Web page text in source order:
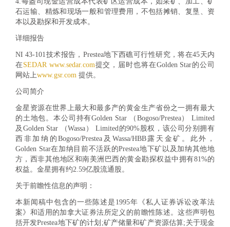
石运输、精炼和现场一般和管理费用，不包括摊销、复垦、资
本以及勘探和开发成本。
详细报告
NI 43-101技术报告，Prestea地下西礁可行性研究，将在45天内
在SEDAR www.sedar.com提交，届时也将在Golden Star的公司
网站上www.gsr.com 提供。
公司简介
金星资源在世界上最大和最多产的黄金生产省份之一拥有最大
的土地包。本公司持有Golden Star （Bogoso/Prestea） Limited
及Golden Star （Wassa） Limited的90%股权，该公司分别拥有
西非加纳的Bogoso/Prestea及Wassa/HBB露天金矿。此外，
Golden Star在加纳目前不活跃的Prestea地下矿以及加纳其他地
方，西非其他地区和南美洲巴西的黄金勘探权益中拥有81%的
权益。金星拥有约2.59亿股流通股。
关于前瞻性信息的声明 ：
本新闻稿中包含的一些陈述是1995年《私人证券诉讼改革法
案》和适用的加拿大证券法所定义的前瞻性陈述。这些声明包
括开发Prestea地下矿的计划;矿产储量和矿产资源估算;关于现金